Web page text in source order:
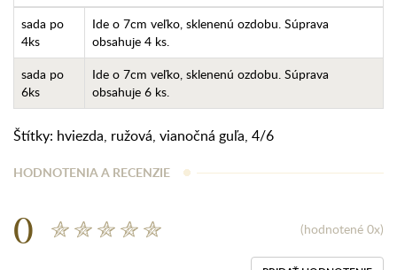
sada po
4ks
Ide o 7cm veľko, sklenenú ozdobu. Súprava
obsahuje 4 ks.
sada po
6ks
Ide o 7cm veľko, sklenenú ozdobu. Súprava
obsahuje 6 ks.
Štítky: hviezda, ružová, vianočná guľa, 4/6
HODNOTENIA A RECENZIE
0 (hodnotené 0x)